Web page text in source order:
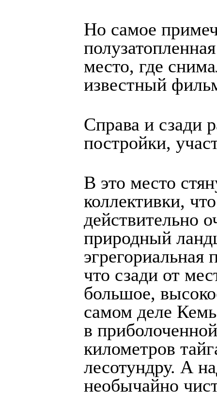
Но самое
место, где
известный
Справа и сзади
постройки,
В это место
коллективки,
действительно
природный
что сзади от
большое,
самом деле
в
километров
лесотундру. А
необычайно